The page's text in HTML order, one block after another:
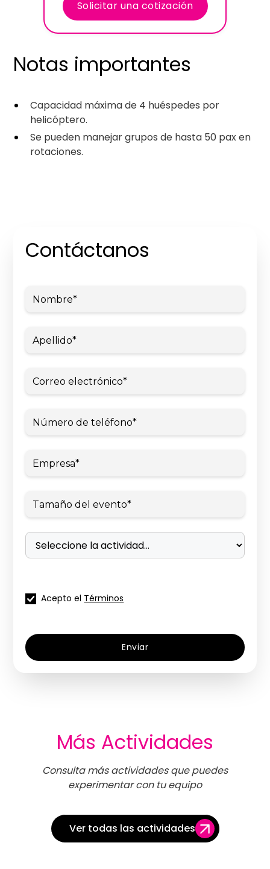
Solicitar una cotización
Notas importantes
Capacidad máxima de 4 huéspedes por
helicóptero.
Se pueden manejar grupos de hasta 50 pax en
rotaciones.
Contáctanos
Acepto el Términos
Más Actividades
Consulta más actividades que puedes
experimentar con tu equipo
Ver todas las actividades